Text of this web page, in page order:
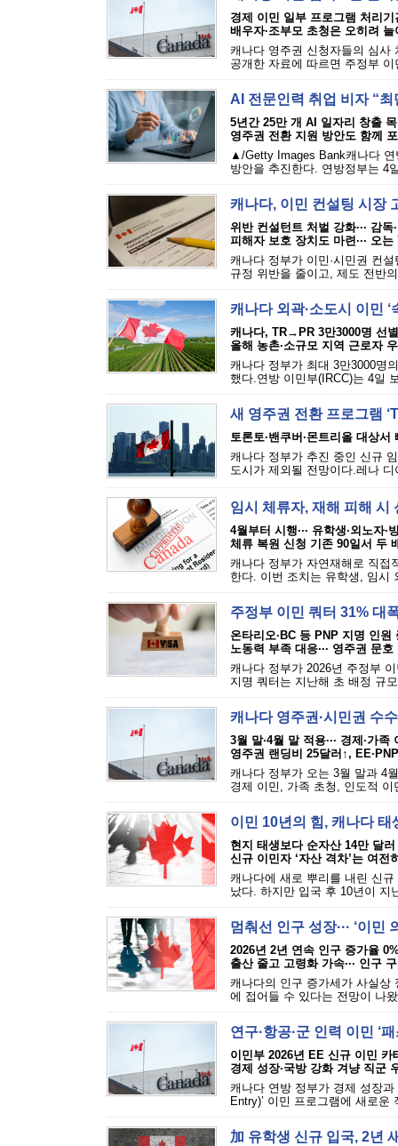
경제 이민 일부 프로그램 처리기
배우자·조부모 초청은 오히려 늘
캐나다 영주권 신청자들의 심사
공개한 자료에 따르면 주정부
AI 전문인력 취업 비자 “
5년간 25만 개 AI 일자리 창출
영주권 전환 지원 방안도 함께
▲/Getty Images Bank캐나다 연
방안을 추진한다. 연방정부는 4
캐나다, 이민 컨설팅 시장
위반 컨설턴트 처벌 강화··· 감
피해자 보호 장치도 마련··· 오
캐나다 정부가 이민·시민권 컨
규정 위반을 줄이고, 제도 전반
캐나다 외곽·소도시 이민 ‘
캐나다, TR→PR 3만3000명 선
올해 농촌·소규모 지역 근로자
캐나다 정부가 최대 3만3000명
했다.연방 이민부(IRCC)는 4일
새 영주권 전환 프로그램
토론토·밴쿠버·몬트리올 대상서
캐나다 정부가 추진 중인 신규
도시가 제외될 전망이다.레나
임시 체류자, 재해 피해 시
4월부터 시행··· 유학생·외노자·
체류 복원 신청 기존 90일서 두
캐나다 정부가 자연재해로 직접
한다. 이번 조치는 유학생, 임시
주정부 이민 쿼터 31% 대
온타리오·BC 등 PNP 지명 인원
노동력 부족 대응··· 영주권 문호
캐나다 정부가 2026년 주정부
지명 쿼터는 지난해 초 배정 규
캐나다 영주권·시민권 수
3월 말·4월 말 적용··· 경제·가
영주권 랜딩비 25달러↑,
캐나다 정부가 오는 3월 말과 4
경제 이민, 가족 초청, 인도적
이민 10년의 힘, 캐나다
현지 태생보다 순자산 14만 달
신규 이민자 ‘자산 격차’는 여전
캐나다에 새로 뿌리를 내린 신
났다. 하지만 입국 후 10년이 지
멈춰선 인구 성장··· ‘이민
2026년 2년 연속 인구 증가율
출산 줄고 고령화 가속··· 인구
캐나다의 인구 증가세가 사실상
에 접어들 수 있다는 전망이 나
연구·항공·군 인력 이민 ‘
이민부 2026년 EE 신규 이민 카
경제 성장·국방 강화 겨냥 직군
캐나다 연방 정부가 경제 성장
Entry)’ 이민 프로그램에 새로
加 유학생 신규 입국, 2년